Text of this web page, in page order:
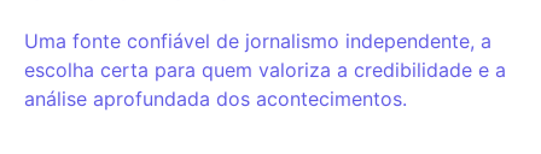
Uma fonte confiável de jornalismo independente, a
escolha certa para quem valoriza a credibilidade e a
análise aprofundada dos acontecimentos.